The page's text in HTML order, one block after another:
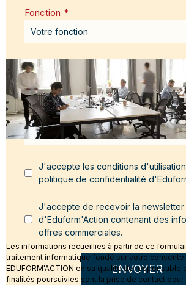
Fonction *
Email
Message
J'accepte les conditions
politique de confidentialité
J'accepte de recevoir la newsletter
d'Eduform'Action contenant des
offres commerciales.
ENVOYER
Les informations recueillies à partir de ce
traitement informatique fondé sur votre
EDUFORM'ACTION en sa qualité de responsable
finalités poursuivies sont la prise de contact pour